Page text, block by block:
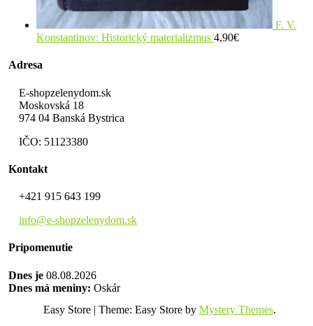
F. V.
Konstantinov: Historický materializmus 4,90€
Adresa
E-shopzelenydom.sk
Moskovská 18
974 04 Banská Bystrica
IČO: 51123380
Kontakt
+421 915 643 199
info@e-shopzelenydom.sk
Pripomenutie
Dnes je 08.08.2026
Dnes má meniny: Oskár
Easy Store | Theme: Easy Store by Mystery Themes.